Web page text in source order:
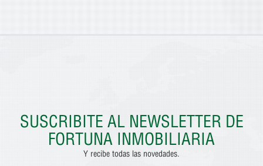
SUSCRIBITE AL NEWSLETTER DE
FORTUNA INMOBILIARIA
Y recibe todas las novedades.